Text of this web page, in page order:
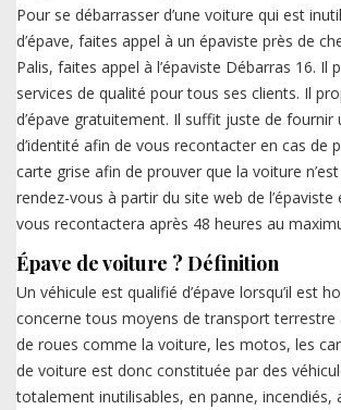
Pour se débarrasser d’une voiture qui est
d’épave, faites appel à un épaviste près de
Palis, faites appel à l’épaviste Débarras 16. Il
services de qualité pour tous ses clients. Il
d’épave gratuitement. Il suffit juste de fournir
d’identité afin de vous recontacter en cas de
carte grise afin de prouver que la voiture
rendez-vous à partir du site web de l’épaviste
vous recontactera après 48 heures au
Épave de voiture ? Définition
Un véhicule est qualifié d’épave lorsqu’il est
concerne tous moyens de transport
de roues comme la voiture, les motos, les
de voiture est donc constituée par des
totalement inutilisables, en panne, incendiés,